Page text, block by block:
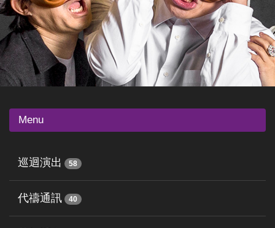
Menu
巡迴演出 58
代禱通訊 40